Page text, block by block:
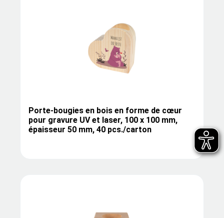
Porte-bougies en bois en forme de cœur
pour gravure UV et laser, 100 x 100 mm,
épaisseur 50 mm, 40 pcs./carton